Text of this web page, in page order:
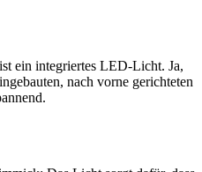
ein integriertes LED-Licht. Ja,
nach vorne gerichteten